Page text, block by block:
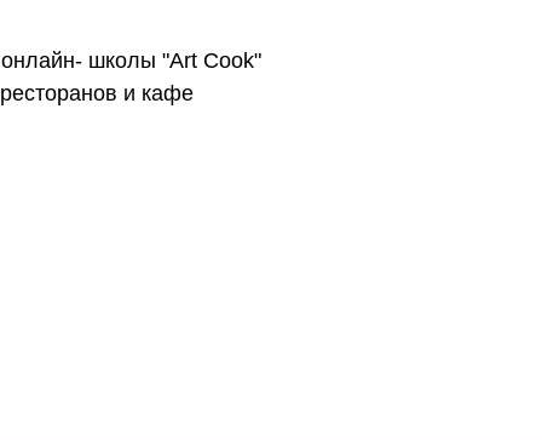
школы "Art Cook"
и кафе